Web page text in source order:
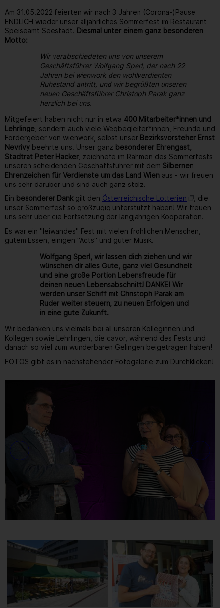
Am 31.05.2022 feierten wir nach 3 Jahren (Corona-)Pause
ENDLICH wieder unser alljährliches Sommerfest im Restaurant
Speiseamt Seestadt. Diesmal unter einem ganz besonderen
Motto:
Wir verabschiedeten uns von unserem
Geschäftsführer Wolfgang Sperl, der nach 22
Jahren bei wienwork den wohlverdienten
Ruhestand antritt, und wir begrüßten unseren
neuen Geschäftsführer Christoph Parak ganz
herzlich bei uns.
Mitgefeiert haben nicht nur in etwa 400 Mitarbeiter*innen und
Lehrlinge , sondern auch viele Wegbegleiter*innen, Freunde und
Fördergeber von wienwork, selbst unser Bezirksvorsteher Ernst
Nevrivy beehrte uns. Unser ganz besonderer Ehrengast,
Stadtrat Peter Hacker , zeichnete im Rahmen des Sommerfests
unseren scheidenden Geschäftsführer mit dem Silbernen
Ehrenzeichen für Verdienste um das Land Wien aus - wir freuen
uns sehr darüber und sind auch ganz stolz.
Ein besonderer Dank gilt den Österreichische Lotterien
, die
unser Sommerfest so großzügig unterstützt haben! Wir freuen
uns sehr über die Fortsetzung der langjährigen Kooperation.
Es war ein "leiwandes" Fest mit vielen fröhlichen Menschen,
gutem Essen, einigen "Acts" und guter Musik.
Wolfgang Sperl, wir lassen dich ziehen und wir
wünschen dir alles Gute, ganz viel Gesundheit
und eine große Portion Lebensfreude für
deinen neuen Lebensabschnitt! DANKE! Wir
werden unser Schiff mit Christoph Parak am
Ruder weiter steuern, zu neuen Erfolgen und
in eine gute Zukunft.
Wir bedanken uns vielmals bei all unseren Kolleginnen und
Kollegen sowie Lehrlingen, die davor, während des Fests und
danach so viel zum wunderbaren Gelingen beigetragen haben!
FOTOS gibt es in nachstehender Fotogalerie zum Durchklicken!